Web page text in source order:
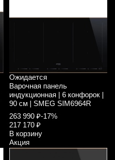
Ожидается
Варочная панель
индукционная | 6 конфорок |
90 см | SMEG SIM6964R
263 990 ₽-17%
217 170 ₽
В корзину
Акция